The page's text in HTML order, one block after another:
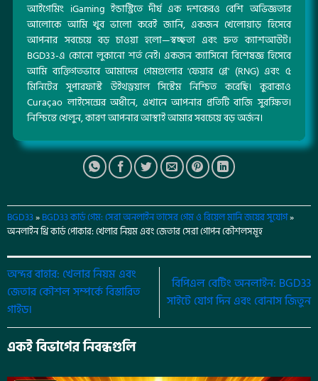
আইগেমিং iGaming ইন্ডাস্ট্রিতে দীর্ঘ এক দশকেরও বেশি অভিজ্ঞতার
আলোকে আমি খুব ভালো করেই জানি, একজন খেলোয়াড় হিসেবে
আপনার সবচেয়ে বড় চাওয়া হলো—স্বচ্ছতা এবং দ্রুত ক্যাশআউট।
BGD33-এ কোনো লুকানো শর্ত নেই। একজন ক্যাসিনো বিশেষজ্ঞ হিসেবে
আমি ব্যক্তিগতভাবে আমাদের গেমগুলোর 'ফেয়ার প্লে' (RNG) এবং ৫
মিনিটের সুপারফাস্ট উইথড্রয়াল সিস্টেম নিশ্চিত করেছি। কুরাকাও
Curaçao লাইসেন্সের অধীনে, এখানে আপনার প্রতিটি বাজি সুরক্ষিত।
নিশ্চিন্তে খেলুন, কারণ আপনার আস্থাই আমার সবচেয়ে বড় অর্জন।
BGD33» BGD33 কার্ড গেম: সেরা অনলাইন তাসের গেম ও রিয়েল মানি জয়ের সুযোগ»
অনলাইন থ্রি কার্ড পোকার: খেলার নিয়ম এবং জেতার সেরা গোপন কৌশলসমূহ
অন্দর বাহার: খেলার নিয়ম এবং
জেতার কৌশল সম্পর্কে বিস্তারিত
গাইড।
বিপিএল বেটিং অনলাইন: BGD33
সাইটে যোগ দিন এবং বোনাস জিতুন
একই বিভাগের নিবন্ধগুলি